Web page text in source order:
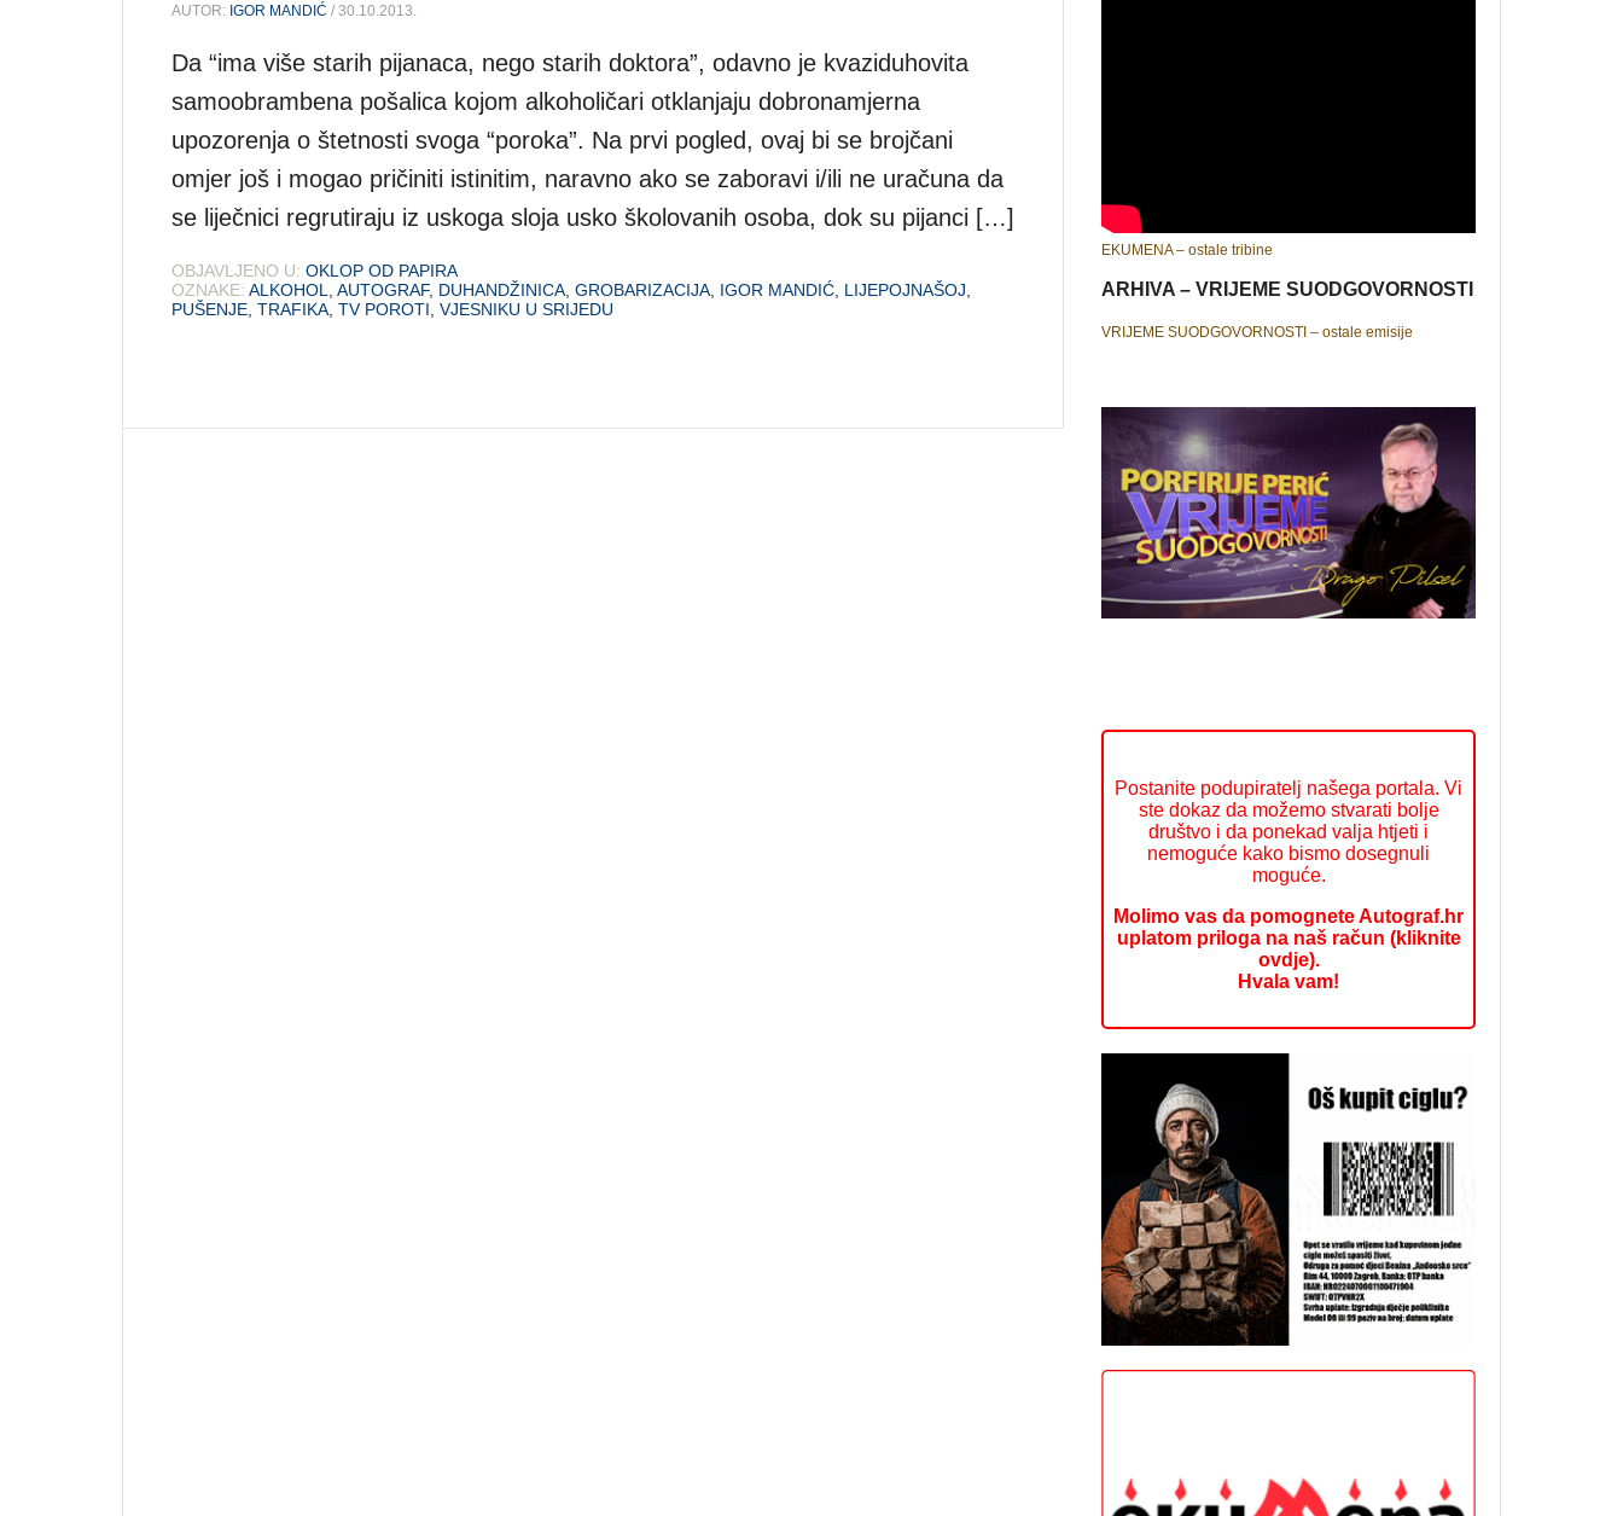
AUTOR: IGOR MANDIĆ / 30.10.2013.
Da “ima više starih pijanaca, nego starih doktora”, odavno je kvaziduhovita
samoobrambena pošalica kojom alkoholičari otklanjaju dobronamjerna
upozorenja o štetnosti svoga “poroka”. Na prvi pogled, ovaj bi se brojčani
omjer još i mogao pričiniti istinitim, naravno ako se zaboravi i/ili ne uračuna da
se liječnici regrutiraju iz uskoga sloja usko školovanih osoba, dok su pijanci […]
OBJAVLJENO U: OKLOP OD PAPIRA
OZNAKE: ALKOHOL AUTOGRAF, DUHANDŽINICA GROBARIZACIJA IGOR MANDIĆ LIJEPOJNAŠOJ
PUŠENJE TRAFIKA TV POROTI VJESNIKU U SRIJEDU
EKUMENA – ostale tribine
ARHIVA – VRIJEME SUODGOVORNOSTI
VRIJEME SUODGOVORNOSTI – ostale emisije
Postanite podupiratelj našega portala. Vi
ste dokaz da možemo stvarati bolje
društvo i da ponekad valja htjeti i
nemoguće kako bismo dosegnuli
moguće.
Molimo vas da pomognete Autograf.hr
uplatom priloga na naš račun (kliknite
ovdje).
Hvala vam!